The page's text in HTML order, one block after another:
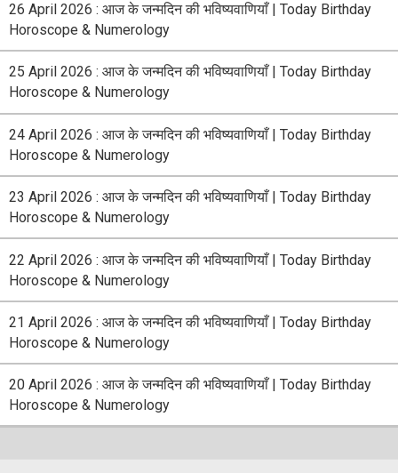
26 April 2026 : आज के जन्मदिन की भविष्यवाणियाँ | Today Birthday
Horoscope & Numerology
25 April 2026 : आज के जन्मदिन की भविष्यवाणियाँ | Today Birthday
Horoscope & Numerology
24 April 2026 : आज के जन्मदिन की भविष्यवाणियाँ | Today Birthday
Horoscope & Numerology
23 April 2026 : आज के जन्मदिन की भविष्यवाणियाँ | Today Birthday
Horoscope & Numerology
22 April 2026 : आज के जन्मदिन की भविष्यवाणियाँ | Today Birthday
Horoscope & Numerology
21 April 2026 : आज के जन्मदिन की भविष्यवाणियाँ | Today Birthday
Horoscope & Numerology
20 April 2026 : आज के जन्मदिन की भविष्यवाणियाँ | Today Birthday
Horoscope & Numerology